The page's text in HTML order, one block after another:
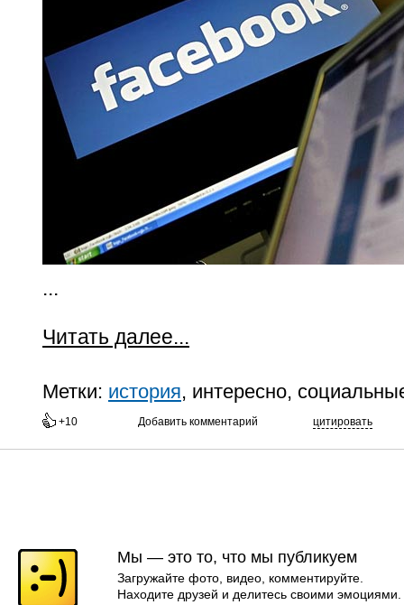
...
Читать далее...
Метки: история, интересно,
+10 Добавить комментарий цитировать
Мы — это то, что мы публикуем
Загружайте фото, видео, комментируйте.
Находите друзей и делитесь своими эмоциями.